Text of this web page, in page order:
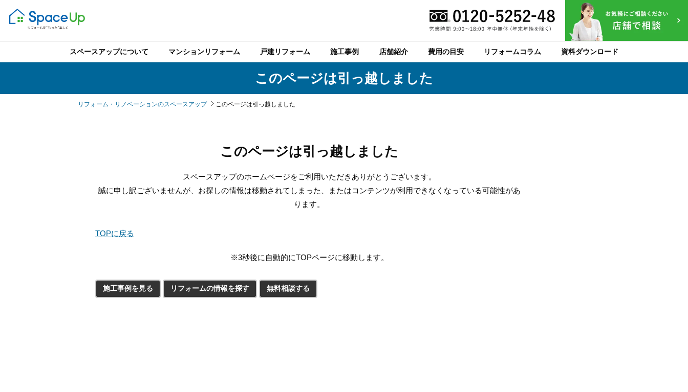
スペースアップについて マンションリフォーム 戸建リフォーム 施工事例 店舗紹介 費用の目安 リフォームコラム 資料ダウンロード
このページは引っ越しました
リフォーム・リノベーションのスペースアップ このページは引っ越しました
このページは引っ越しました
スペースアップのホームページをご利用いただきありがとうございます。
誠に申し訳ございませんが、お探しの情報は移動されてしまった、またはコンテンツが利用できなくなっている可能性があ
ります。
TOPに戻る
※3秒後に自動的にTOPページに移動します。
施工事例を見る リフォームの情報を探す 無料相談する